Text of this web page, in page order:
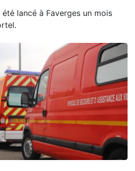
lancé à Faverges un mois